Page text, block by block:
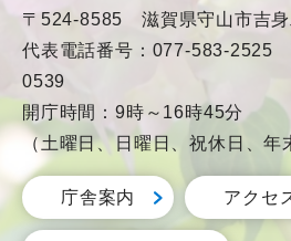
〒524-8585 滋賀県守山市吉
代表電話番号：077-583-2525
0539
開庁時間：9時～16時45分
（土曜日、日曜日、祝休日、年
庁舎案内 アクセ